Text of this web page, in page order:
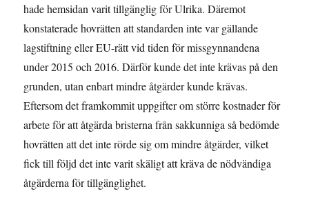
hade hemsidan varit tillgänglig för Ulrika. Däremot
konstaterade hovrätten att standarden inte var gällande
lagstiftning eller EU-rätt vid tiden för missgynnandena
under 2015 och 2016. Därför kunde det inte krävas på den
grunden, utan enbart mindre åtgärder kunde krävas.
Eftersom det framkommit uppgifter om större kostnader för
arbete för att åtgärda bristerna från sakkunniga så bedömde
hovrätten att det inte rörde sig om mindre åtgärder, vilket
fick till följd det inte varit skäligt att kräva de nödvändiga
åtgärderna för tillgänglighet.